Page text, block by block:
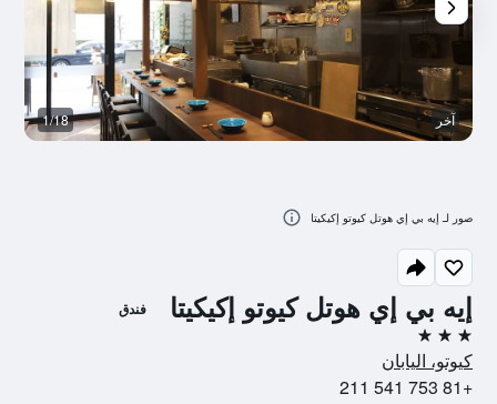
إيه بي إي هوتل كيوتو إكيكيتا فندق
3 نجوم
كيوتو، اليابان
+81 753 541 211
آخر 1/18
صور لـ إيه بي إي هوتل كيوتو إكيكيتا